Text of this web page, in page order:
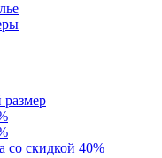
со скидкой 40%